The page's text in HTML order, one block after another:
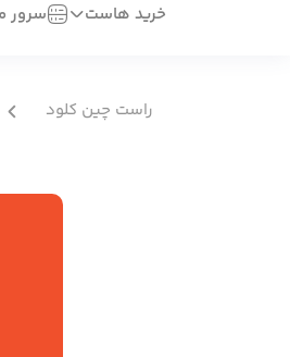
خرید هاست سرور
راست چین کلود